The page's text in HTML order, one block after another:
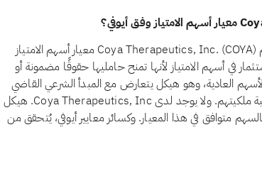
نعم، اعتبارًا من أغسطس 2026، يجتاز سهم Coya Therapeutics, Inc. (COYA) معيار أسهم الامتياز
يحظر المعيار الشرعي رقم 21 الاستثمار في أسهم الامتياز لأنها تمنح حامليها حقوقًا مضمونة أو
العادية، وهو هيكل يتعارض مع المبدأ الشرعي القاضي
بأن يتقاسم المستثمرون الربح والخسارة بنسبة ملكيتهم. ولا يوجد لدى Coya Therapeutics, Inc. هيكل
متوافق في هذا المعيار. وكسائر معايير أيوفي، يُتحقق من